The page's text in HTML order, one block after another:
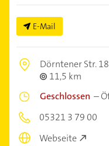
E-Mail
Dörntener Str.
11,5 km
Geschlossen –
05321 3 79 00
Webseite